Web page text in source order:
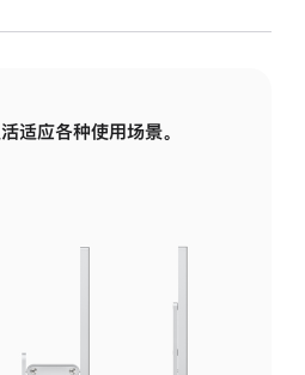
适应各种使用场景。